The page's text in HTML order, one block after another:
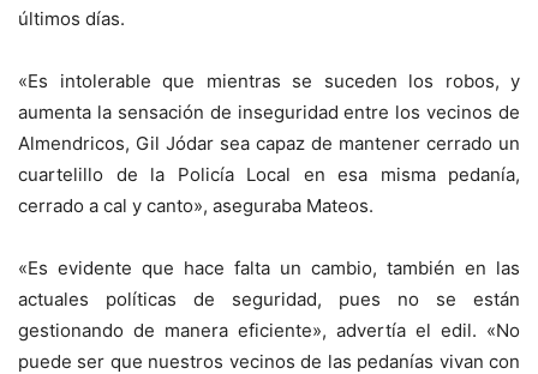
últimos días.
«Es intolerable que mientras se suceden los robos, y
aumenta la sensación de inseguridad entre los vecinos de
Almendricos, Gil Jódar sea capaz de mantener cerrado un
cuartelillo de la Policía Local en esa misma pedanía,
cerrado a cal y canto», aseguraba Mateos.
«Es evidente que hace falta un cambio, también en las
actuales políticas de seguridad, pues no se están
gestionando de manera eficiente», advertía el edil. «No
puede ser que nuestros vecinos de las pedanías vivan con